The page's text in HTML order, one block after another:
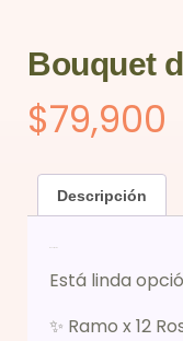
Bouquet
$79,900
Descripción
Está linda
✨ Ramo x 12